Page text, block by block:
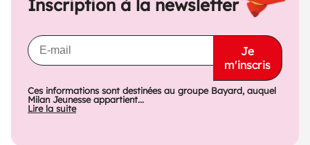
Inscription à la newsletter
Je
m'inscris
Ces informations sont destinées au groupe Bayard, auquel
Milan Jeunesse appartient...
Lire la suite